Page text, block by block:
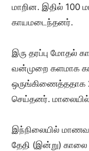
மாறின. இதில் 100
காயமடைந்தனர்.
இரு தரப்பு மோதல்
வன்முறை களமாக
செய்தனர்.
இந்நிலையில்
தேதி (இன்று)